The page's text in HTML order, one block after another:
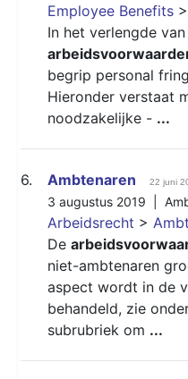
Employee Benefits >
In het verlengde
begrip personal
Hieronder verstaat
noodzakelijke - ...
6. Ambtenaren 22 juni
3 augustus 2019 |
Arbeidsrecht >
De
niet-ambtenaren
aspect wordt in de
behandeld, zie
subrubriek om ...